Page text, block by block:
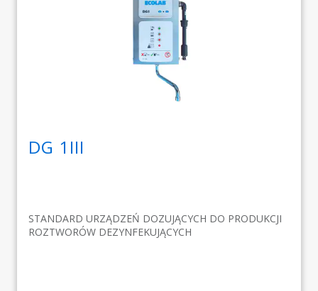
DG 1III
STANDARD URZĄDZEŃ DOZUJĄCYCH DO PRODUKCJI
ROZTWORÓW DEZYNFEKUJĄCYCH